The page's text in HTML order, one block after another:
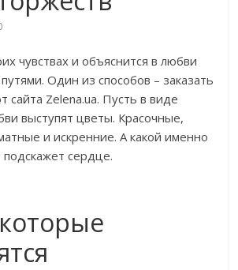
чувствах и объяснится в любви
Один из способов – заказать
сайта Zelena.ua. Пусть в виде
выступят цветы. Красочные,
и искренние. А какой именно
сердце.